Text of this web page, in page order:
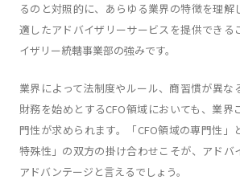
るのと対照的に、あらゆる業界の特徴を理解
適したアドバイザリーサービスを提供できる
イザリー統轄事業部の強みです。
業界によって法制度やルール、商習慣が異な
財務を始めとするCFO領域においても、業界
門性が求められます。「CFO領域の専門性」
特殊性」の双方の掛け合わせこそが、アドバ
アドバンテージと言えるでしょう。